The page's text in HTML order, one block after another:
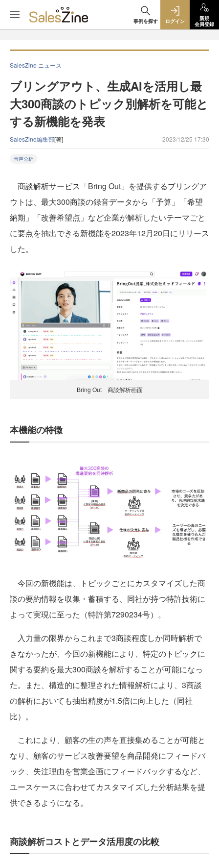
事例を探す ログイン
新規
会員登録
SalesZine ニュース
ブリングアウト、生成AIを活用し最
大300商談のトピック別解析を可能と
する新機能を発表
SalesZine編集部[著] 2023/12/25 17:30
音声分析
商談解析サービス「Bring Out」を提供するブリングア
ウトは、最大300商談の録音データから「予算」「希望
納期」「改善希望点」など企業が解析したいテーマごと
に要点を抽出できる新機能を2023年12月20日にリリース
した。
Bring Out 商談解析画面
本機能の特徴
今回の新機能は、トピックごとにカスタマイズした商
談の要約情報を収集・蓄積する、同社が持つ特許技術に
よって実現に至った（特許第7290234号）。
入力量の限界からこれまで3商談程度しか同時解析で
きなかったが、今回の新機能により、特定のトピックに
関する要約を最大300商談を解析することが可能になっ
た。また、構造的に整理された情報解析により、3商談
の解析においても抽出精度が1.5倍に向上した（同社
比）。
これにより、顧客の生の声を直接集めることが可能と
なり、顧客のサービス改善要望を商品開発にフィードバ
ック、失注理由を営業企画にフィードバックするなど、
ユースケースに合わせてカスタマイズした分析結果を提
供できるようになる。
商談解析コストとデータ活用度の比較